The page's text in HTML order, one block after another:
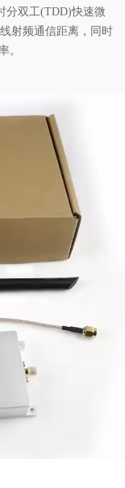
分双工(TDD)快速微
射频通信距离，同时
。